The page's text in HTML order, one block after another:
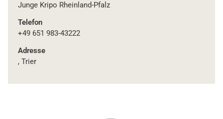
Junge Kripo Rheinland-Pfalz
Telefon
+49 651 983-43222
Adresse
, Trier